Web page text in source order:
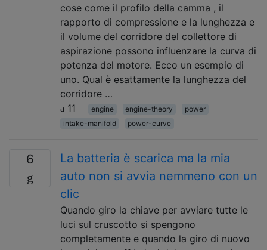
cose come il profilo della camma , il
rapporto di compressione e la lunghezza e
il volume del corridore del collettore di
aspirazione possono influenzare la curva di
potenza del motore. Ecco un esempio di
uno. Qual è esattamente la lunghezza del
corridore …
11
engine engine-theory
power
intake-manifold
power-curve
6
La batteria è scarica ma la mia
auto non si avvia nemmeno con un
clic
Quando giro la chiave per avviare tutte le
luci sul cruscotto si spengono
completamente e quando la giro di nuovo